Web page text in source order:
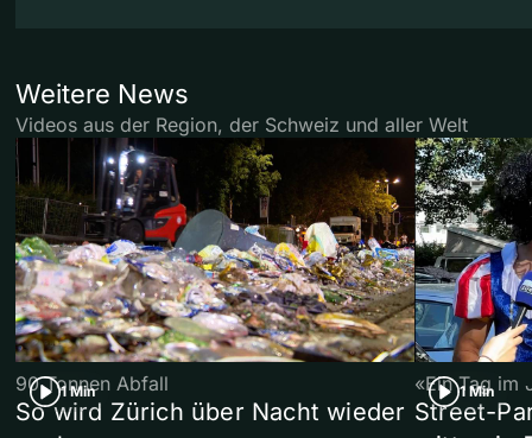
Weitere News
Videos aus der Region, der Schweiz und aller Welt
1 Min
90 Tonnen Abfall
So wird Zürich über Nacht wieder
1 Min
«Ein Tag im
Street-